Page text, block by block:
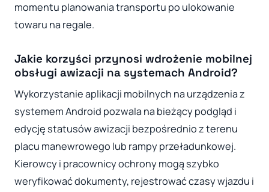
momentu planowania transportu po ulokowanie
towaru na regale.
Jakie korzyści przynosi wdrożenie mobilnej
obsługi awizacji na systemach Android?
Wykorzystanie aplikacji mobilnych na urządzenia z
systemem Android pozwala na bieżący podgląd i
edycję statusów awizacji bezpośrednio z terenu
placu manewrowego lub rampy przeładunkowej.
Kierowcy i pracownicy ochrony mogą szybko
weryfikować dokumenty, rejestrować czasy wjazdu i